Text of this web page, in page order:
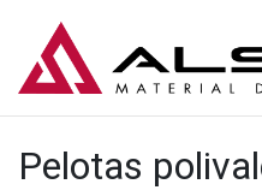
Pelotas